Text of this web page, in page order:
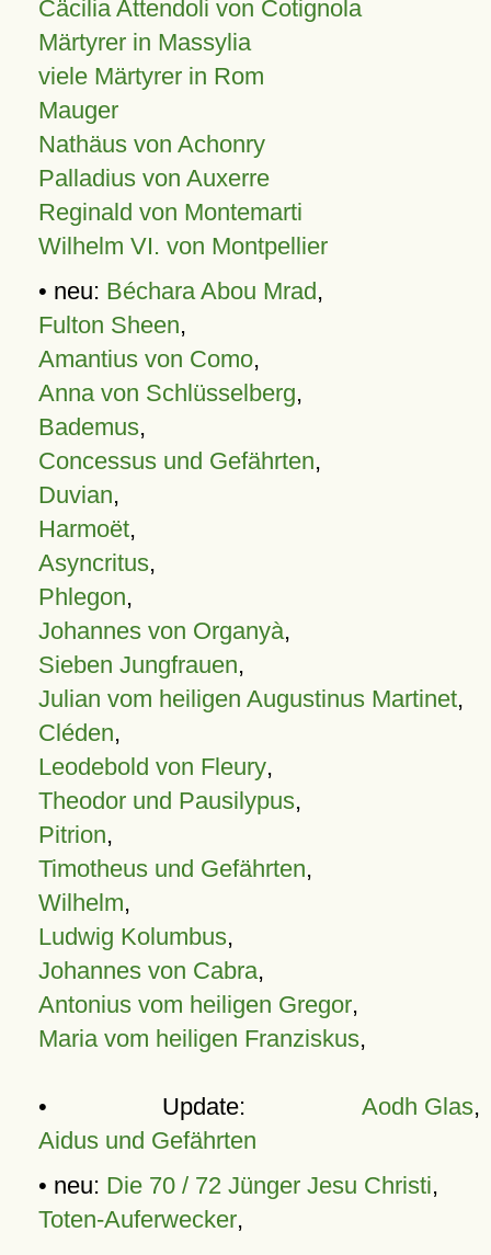
Cäcilia Attendoli von Cotignola
Märtyrer in Massylia
viele Märtyrer in Rom
Mauger
Nathäus von Achonry
Palladius von Auxerre
Reginald von Montemarti
Wilhelm VI. von Montpellier
• neu: Béchara Abou Mrad,
Fulton Sheen,
Amantius von Como,
Anna von Schlüsselberg,
Bademus,
Concessus und Gefährten,
Duvian,
Harmoët,
Asyncritus,
Phlegon,
Johannes von Organyà,
Sieben Jungfrauen,
Julian vom heiligen Augustinus Martinet,
Cléden,
Leodebold von Fleury,
Theodor und Pausilypus,
Pitrion,
Timotheus und Gefährten,
Wilhelm,
Ludwig Kolumbus,
Johannes von Cabra,
Antonius vom heiligen Gregor,
Maria vom heiligen Franziskus,
• Update: Aodh Glas,
Aidus und Gefährten
• neu: Die 70 / 72 Jünger Jesu Christi,
Toten-Auferwecker,